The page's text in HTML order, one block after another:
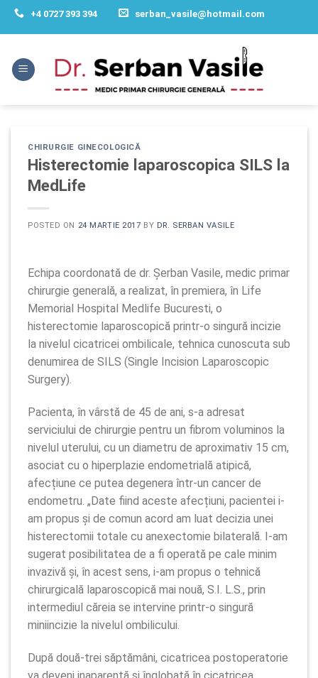
Skip
+4 0727 393 394 serban_vasile@hotmail.com
CHIRURGIE GINECOLOGICĂ
Histerectomie laparoscopica SILS la
MedLife
POSTED ON 24 MARTIE 2017 BY DR. SERBAN VASILE
Echipa coordonată de dr. Șerban Vasile, medic primar
chirurgie generală, a realizat, în premiera, în Life
Memorial Hospital Medlife Bucuresti, o
histerectomie laparoscopică printr-o singură incizie
la nivelul cicatricei ombilicale, tehnica cunoscuta sub
denumirea de SILS (Single Incision Laparoscopic
Surgery).
Pacienta, în vârstă de 45 de ani, s-a adresat
serviciului de chirurgie pentru un fibrom voluminos la
nivelul uterului, cu un diametru de aproximativ 15 cm,
asociat cu o hiperplazie endometrială atipică,
afecțiune ce putea degenera într-un cancer de
endometru. „Date fiind aceste afecțiuni, pacientei i-
am propus și de comun acord am luat decizia unei
histerectomii totale cu anexectomie bilaterală. I-am
sugerat posibilitatea de a fi operată pe cale minim
invazivă și, în acest sens, i-am propus o tehnică
chirurgicală laparoscopică mai nouă, S.I. L.S., prin
intermediul căreia se intervine printr-o singură
miniincizie la nivelul ombilicului.
După două-trei săptămâni, cicatricea postoperatorie